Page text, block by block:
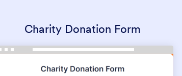
Charity Donation Form